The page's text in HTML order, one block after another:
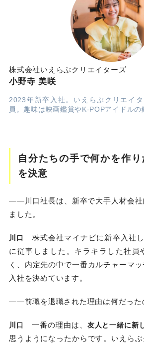
株式会社いえらぶクリエイターズ
小野寺 美咲
2023年新卒入社。いえらぶクリエイ
員。趣味は映画鑑賞やK-POPアイドルの
自分たちの手で何かを作
を決意
——川口社長は、新卒で大手人材会社
ました。
川口
株式会社マイナビに新卒入社
に従事しました。キラキラした社員
く、内定先の中で一番カルチャーマ
入社を決めています。
——前職を退職された理由は何だった
川口 一番の理由は、 友人と一緒に新
思うようになったからです。いえら